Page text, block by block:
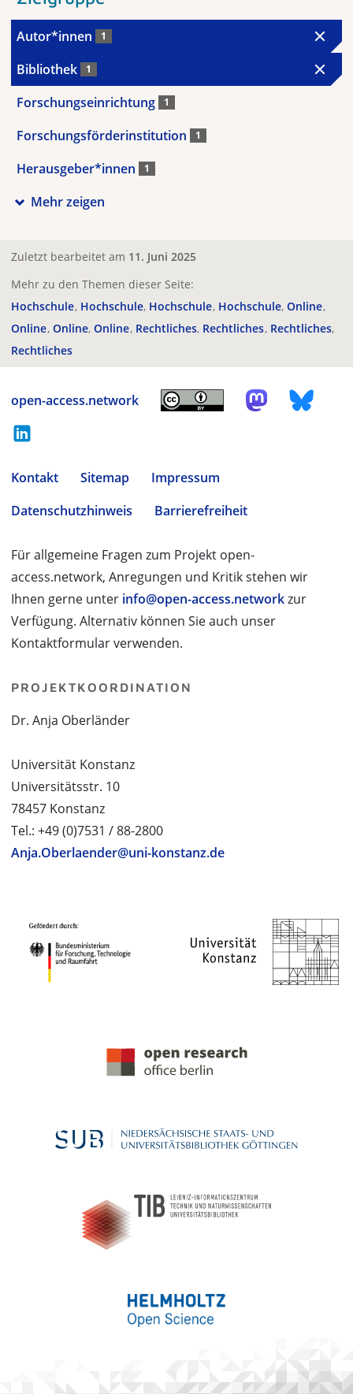
Autor*innen 1
Bibliothek 1
Forschungseinrichtung 1
Forschungsförderinstitution 1
Herausgeber*innen 1
Mehr zeigen
Zuletzt bearbeitet am 11. Juni 2025
Mehr zu den Themen dieser Seite:
Hochschule Hochschule Hochschule Hochschule Online
Online Online Online Rechtliches Rechtliches Rechtliches
Rechtliches
open-access.network
Kontakt Sitemap
Impressum
Datenschutzhinweis
Barrierefreiheit
Für allgemeine Fragen zum Projekt open-
access.network, Anregungen und Kritik stehen wir
Ihnen gerne unter info@open-access.networkzur
Verfügung. Alternativ können Sie auch unser
Kontaktformular verwenden.
PROJEKTKOORDINATION
Dr. Anja Oberländer
Universität Konstanz
Universitätsstr. 10
78457 Konstanz
Tel.: +49 (0)7531 / 88-2800
Anja.Oberlaender@uni-konstanz.de